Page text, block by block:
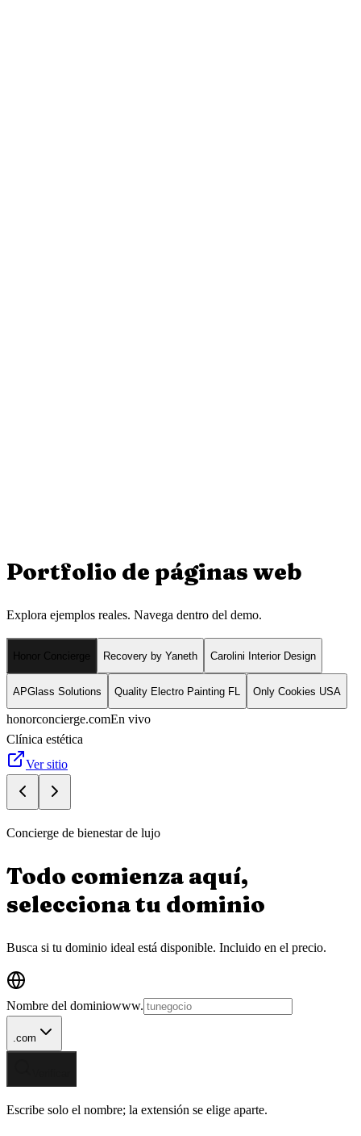
Portfolio de páginas web
Explora ejemplos reales. Navega dentro del demo.
Honor Concierge Recovery by Yaneth Carolini Interior Design
APGlass Solutions Quality Electro Painting FL Only Cookies USA
honorconcierge.comEn vivo
Clínica estética
Ver sitio
Concierge de bienestar de lujo
Todo comienza aquí,
selecciona tu dominio
Busca si tu dominio ideal está disponible. Incluido en el precio.
Nombre del dominiowww.
.com
Escribe solo el nombre; la extensión se elige aparte.